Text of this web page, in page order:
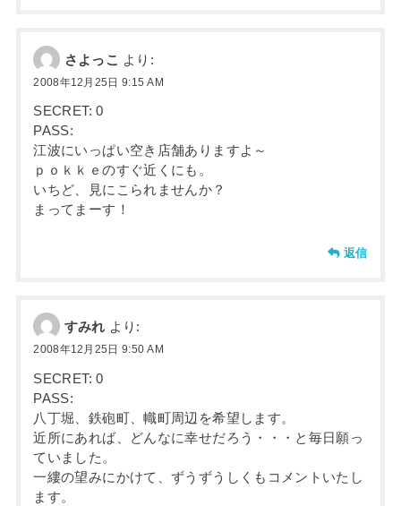
さよっこ より:
2008年12月25日 9:15 AM
SECRET: 0
PASS:
江波にいっぱい空き店舗ありますよ～
ｐｏｋｋｅのすぐ近くにも。
いちど、見にこられませんか？
まってまーす！
返信
すみれ より:
2008年12月25日 9:50 AM
SECRET: 0
PASS:
八丁堀、鉄砲町、幟町周辺を希望します。
近所にあれば、どんなに幸せだろう・・・と毎日願っ
ていました。
一縷の望みにかけて、ずうずうしくもコメントいたし
ます。